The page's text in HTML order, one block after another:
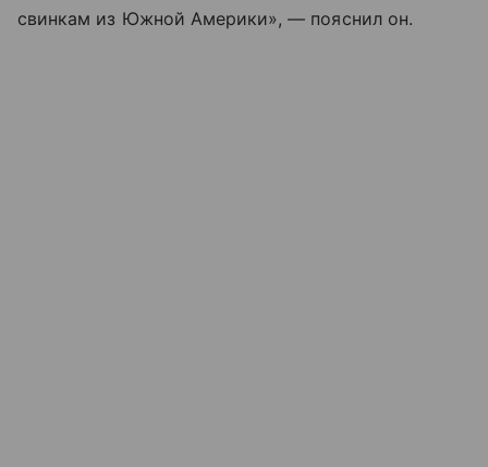
свинкам из Южной Америки», — пояснил он.